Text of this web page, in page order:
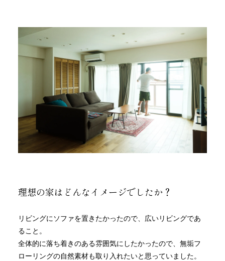
理想の家はどんなイメージでしたか？
リビングにソファを置きたかったので、広いリビングであ
ること。
全体的に落ち着きのある雰囲気にしたかったので、無垢フ
ローリングの自然素材も取り入れたいと思っていました。